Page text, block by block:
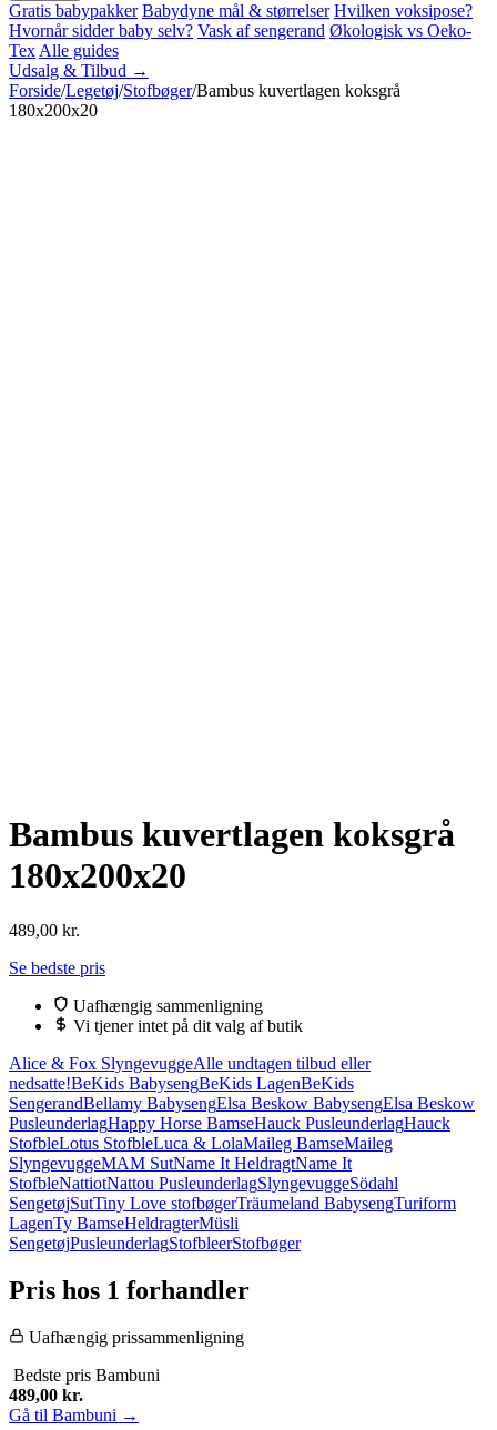
Gratis babypakker Babydyne mål & størrelser Hvilken voksipose?
Hvornår sidder baby selv? Vask af sengerand Økologisk vs Oeko-
Tex Alle guides
Udsalg & Tilbud →
Forside/Legetøj/Stofbøger/Bambus kuvertlagen koksgrå
180x200x20
Bambus kuvertlagen koksgrå
180x200x20
489,00 kr.
Se bedste pris
Uafhængig sammenligning
Vi tjener intet på dit valg af butik
Alice & Fox SlyngevuggeAlle undtagen tilbud eller
nedsatte!BeKids BabysengBeKids LagenBeKids
SengerandBellamy BabysengElsa Beskow BabysengElsa Beskow
PusleunderlagHappy Horse BamseHauck PusleunderlagHauck
StofbleLotus StofbleLuca & LolaMaileg BamseMaileg
SlyngevuggeMAM SutName It HeldragtName It
StofbleNattiotNattou PusleunderlagSlyngevuggeSödahl
SengetøjSutTiny Love stofbøgerTräumeland BabysengTuriform
LagenTy BamseHeldragterMüsli
SengetøjPusleunderlagStofbleerStofbøger
Pris hos 1 forhandler
Uafhængig prissammenligning
Bedste pris Bambuni
489,00 kr.
Gå til Bambuni →